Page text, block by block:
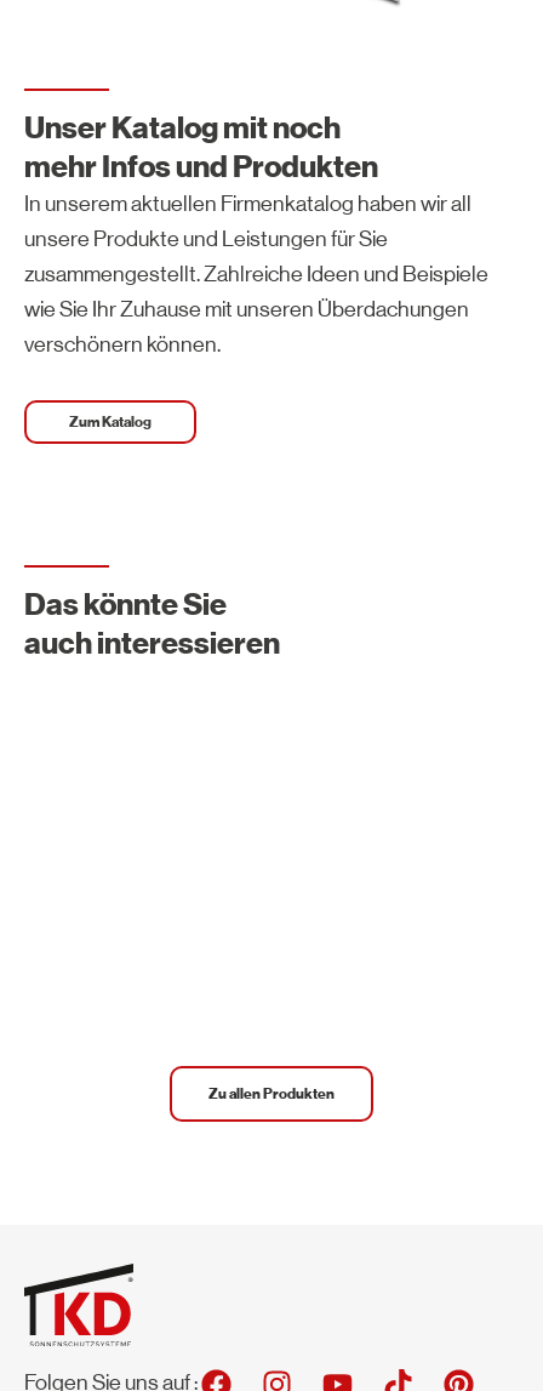
Unser Katalog mit noch
mehr Infos und Produkten
In unserem aktuellen Firmenkatalog haben wir all
unsere Produkte und Leistungen für Sie
zusammengestellt. Zahlreiche Ideen und Beispiele
wie Sie Ihr Zuhause mit unseren Überdachungen
verschönern können.
Zum Katalog
Das könnte Sie
auch interessieren
Zu allen Produkten
Folgen Sie uns auf :
F
I
Y
T
P